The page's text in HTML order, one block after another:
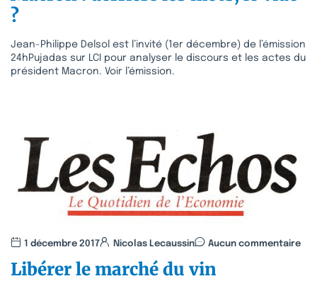
?
Jean-Philippe Delsol est l’invité (1er décembre) de l’émission
24hPujadas sur LCI pour analyser le discours et les actes du
président Macron. Voir l’émission.
1 décembre 2017 Nicolas Lecaussin Aucun commentaire
Libérer le marché du vin